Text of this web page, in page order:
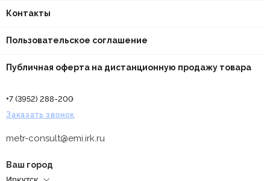
Контакты
Пользовательское соглашение
Публичная оферта на дистанционную продажу товара
+7 (3952) 288-200
Заказать звонок
metr-consult@emi.irk.ru
Ваш город